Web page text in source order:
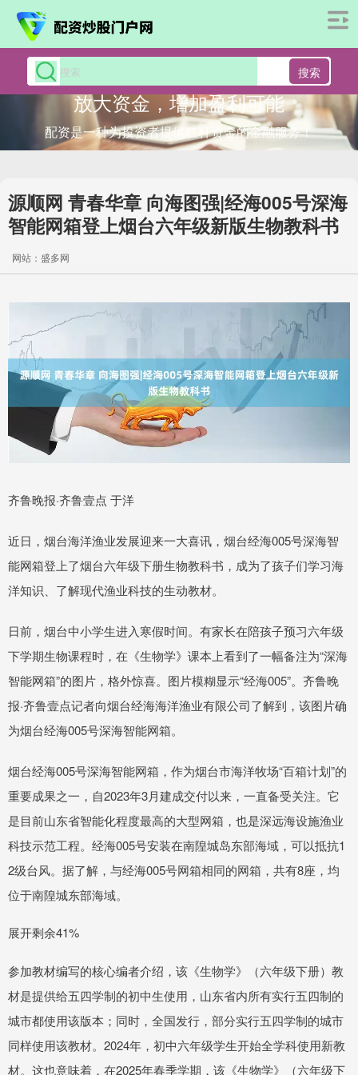
搜索
放大资金，增加盈利可能
配资是一种为投资者提供杠杆资金的金融服务！
源顺网 青春华章 向海图强|经海005号深海
智能网箱登上烟台六年级新版生物教科书
网站：盛多网
齐鲁晚报·齐鲁壹点 于洋
近日，烟台海洋渔业发展迎来一大喜讯，烟台经海005号深海智
能网箱登上了烟台六年级下册生物教科书，成为了孩子们学习海
洋知识、了解现代渔业科技的生动教材。
日前，烟台中小学生进入寒假时间。有家长在陪孩子预习六年级
下学期生物课程时，在《生物学》课本上看到了一幅备注为“深海
智能网箱”的图片，格外惊喜。图片模糊显示“经海005”。齐鲁晚
报·齐鲁壹点记者向烟台经海海洋渔业有限公司了解到，该图片确
为烟台经海005号深海智能网箱。
烟台经海005号深海智能网箱，作为烟台市海洋牧场“百箱计划”的
重要成果之一，自2023年3月建成交付以来，一直备受关注。它
是目前山东省智能化程度最高的大型网箱，也是深远海设施渔业
科技示范工程。经海005号安装在南隍城岛东部海域，可以抵抗1
2级台风。据了解，与经海005号网箱相同的网箱，共有8座，均
位于南隍城东部海域。
展开剩余41%
参加教材编写的核心编者介绍，该《生物学》（六年级下册）教
材是提供给五四学制的初中生使用，山东省内所有实行五四制的
城市都使用该版本；同时，全国发行，部分实行五四学制的城市
同样使用该教材。2024年，初中六年级学生开始全学科使用新教
材。这也意味着，在2025年春季学期，该《生物学》（六年级下